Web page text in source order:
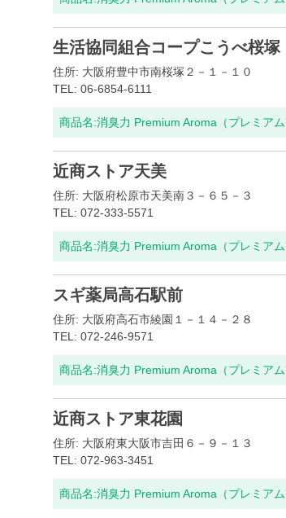
生活協同組合コープこうべ桜塚
住所: 大阪府豊中市南桜塚２－１－１０
TEL: 06-6854-6111
商品名:消臭力 Premium Aroma（プレミア
近商ストア天美
住所: 大阪府松原市天美南３－６５－３
TEL: 072-333-5571
商品名:消臭力 Premium Aroma（プレミア
スギ薬局高石駅前
住所: 大阪府高石市綾園１－１４－２８
TEL: 072-246-9571
商品名:消臭力 Premium Aroma（プレミア
近商ストア東花園
住所: 大阪府東大阪市吉田６－９－１３
TEL: 072-963-3451
商品名:消臭力 Premium Aroma（プレミア